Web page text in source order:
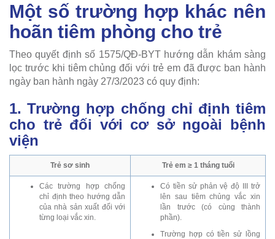
Một số trường hợp khác nên
hoãn tiêm phòng cho trẻ
Theo quyết định số 1575/QĐ-BYT hướng dẫn khám sàng
lọc trước khi tiêm chủng đối với trẻ em đã được ban hành
ngày ban hành ngày 27/3/2023 có quy định:
1. Trường hợp chống chỉ định tiêm
cho trẻ đối với cơ sở ngoài bệnh
viện
Trẻ sơ sinh Trẻ em ≥ 1 tháng tuổi
Các trường hợp chống
chỉ định theo hướng dẫn
của nhà sản xuất đối với
từng loại vắc xin.
Có tiền sử phản vệ độ III trở
lên sau tiêm chủng vắc xin
lần trước (có cùng thành
phần).
Trường hợp có tiền sử lồng